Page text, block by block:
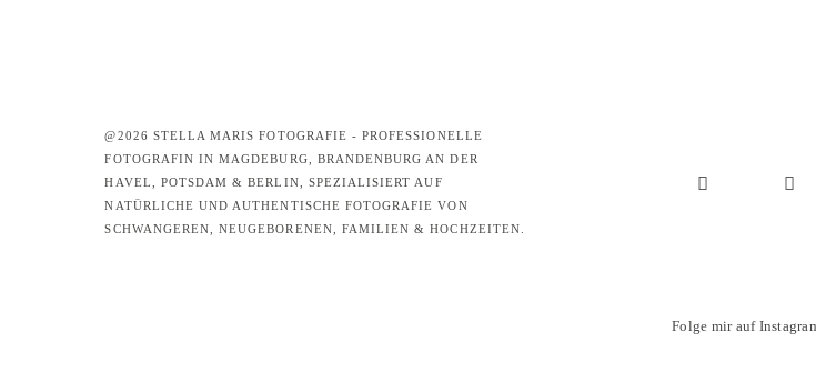
@2026 STELLA MARIS FOTOGRAFIE - PROFESSIONELLE
FOTOGRAFIN IN MAGDEBURG, BRANDENBURG AN DER
HAVEL, POTSDAM & BERLIN, SPEZIALISIERT AUF
NATÜRLICHE UND AUTHENTISCHE FOTOGRAFIE VON
SCHWANGEREN, NEUGEBORENEN, FAMILIEN & HOCHZEITEN.
Folge mir auf